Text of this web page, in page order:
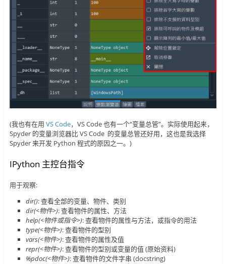
(我也有在用 VS Code，VS Code 也有一个“变量总管”。实际使用起来，
Spyder 的变量浏览器比 VS Code 的变量总管还好用，这也是我选择
Spyder 来开发 Python 程式的原因之一。)
IPython 主控台指令
用于观察:
dir(): 查看全部的变量、物件、类别
dir(<物件>): 查看物件的属性、方法
help(<物件或指令>): 查看物件的属性与方法，或指令的用法
type(<物件>): 查看物件的型别
vars(<物件>): 查看物件的属性及值
repr(<物件>): 查看物件的型别或变量的值 (原始资料)
%pdoc(<物件>): 查看物件的文件字串 (docstring)